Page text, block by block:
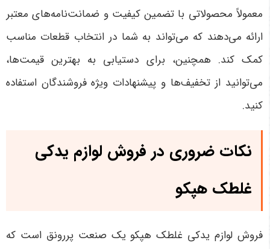
معمولاً محصولاتی با تضمین کیفیت و ضمانت‌نامه‌های معتبر
ارائه می‌دهند که می‌تواند به شما در انتخاب قطعات مناسب
کمک کند. همچنین، برای دستیابی به بهترین قیمت‌ها،
می‌توانید از تخفیف‌ها و پیشنهادات ویژه فروشندگان استفاده
کنید.
نکات ضروری در فروش لوازم یدکی
غلطک هپکو
فروش لوازم یدکی غلطک هپکو یک صنعت پررونق است که